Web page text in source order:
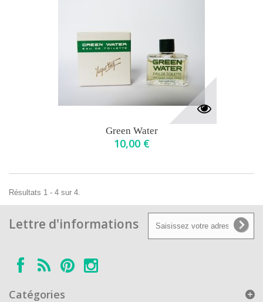
Green Water
10,00 €
Résultats 1 - 4 sur 4.
Lettre d'informations
Catégories